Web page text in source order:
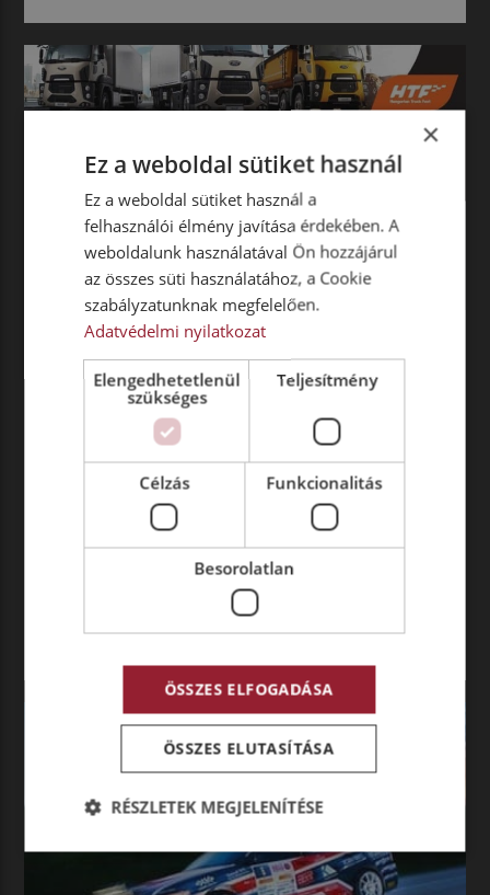
BELFÖLD SPORT
KAMION EURÓPA-BAJNOKSÁG
ÉS FESZTIVÁL –
HUNGARORING
Szeretettel meghívjuk az augusztus 26-27-én a
Hungaroringen megrendezésre kerülő
Kamionfesztiválra és -versenyre, ahol kiállítóként
bemutatjuk Önöknek legújabb Ford Trucks
modelljeinket!
Tovább olvasom
×
Ez a weboldal sütiket használ
Ez a weboldal sütiket használ a
felhasználói élmény javítása érdekében. A
weboldalunk használatával Ön hozzájárul
az összes süti használatához, a Cookie
szabályzatunknak megfelelően.
Adatvédelmi nyilatkozat
Elengedhetetlenül
szükséges
Teljesítmény
Célzás Funkcionalitás
Besorolatlan
ÖSSZES ELFOGADÁSA
ÖSSZES ELUTASÍTÁSA
RÉSZLETEK MEGJELENÍTÉSE